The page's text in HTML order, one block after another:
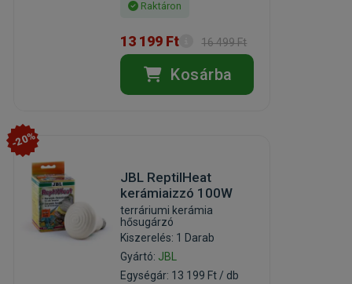
Raktáron
13 199 Ft 16 499 Ft
Kosárba
-20%
JBL ReptilHeat
kerámiaizzó 100W
terráriumi kerámia
hősugárzó
Kiszerelés: 1 Darab
Gyártó: JBL
Egységár: 13 199 Ft / db